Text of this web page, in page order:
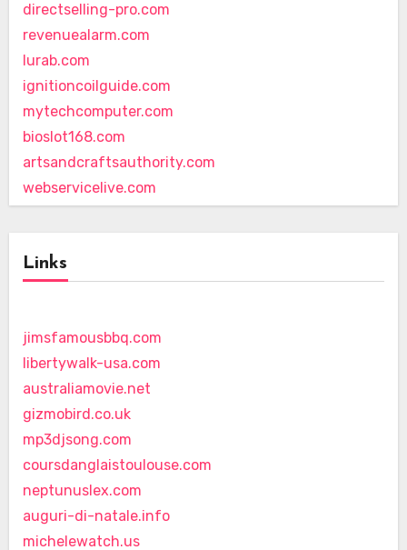
directselling-pro.com
revenuealarm.com
lurab.com
ignitioncoilguide.com
mytechcomputer.com
bioslot168.com
artsandcraftsauthority.com
webservicelive.com
Links
jimsfamousbbq.com
libertywalk-usa.com
australiamovie.net
gizmobird.co.uk
mp3djsong.com
coursdanglaistoulouse.com
neptunuslex.com
auguri-di-natale.info
michelewatch.us